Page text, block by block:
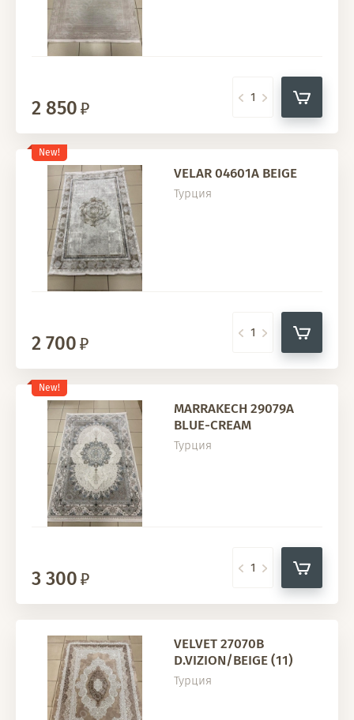
2 850
New!
VELAR 04601A BEIGE
Турция
2 700
New!
MARRAKECH 29079A
BLUE-CREAM
Турция
3 300
VELVET 27070B
D.VIZION/BEIGE (11)
Турция